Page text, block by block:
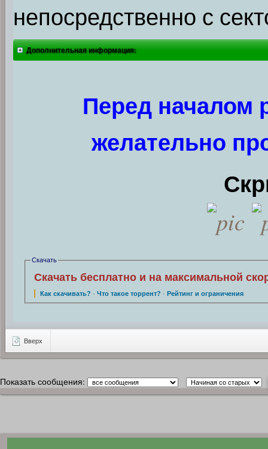
непосредственно с
Дополнительная информация:
Перед началом
желательно
Скачать
Скачать бесплатно и на максимальной
Как скачивать? ·Что такое торрент? ·Рейтинг и ограничения
Вверх
Показать сообщения: